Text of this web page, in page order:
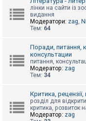
м
о
г
лінки на сайти із
видання
Модератори: zag,
Тем: 64
Поради, питання,
консультации
питання,
Модератор: zag
Тем: 34
Критика,
розділ для
критика, розвиток
Модератор: zag